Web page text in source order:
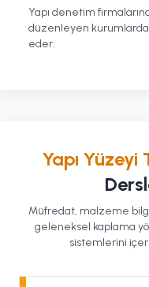
Yapı denetim
düzenleyen kurumlarda
eder.
Yapı Yüzeyi
Müfredat, malzeme
geleneksel kaplama
sistemlerini